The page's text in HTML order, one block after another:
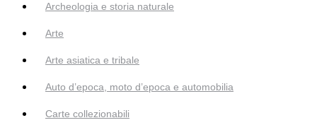
Archeologia e storia naturale
Arte
Arte asiatica e tribale
Auto d’epoca, moto d’epoca e automobilia
Carte collezionabili